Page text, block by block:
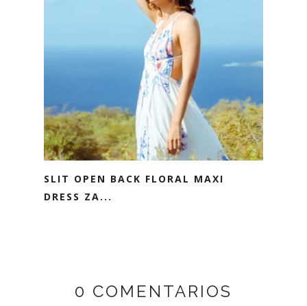
SLIT OPEN BACK FLORAL MAXI
DRESS ZA...
0 COMENTARIOS